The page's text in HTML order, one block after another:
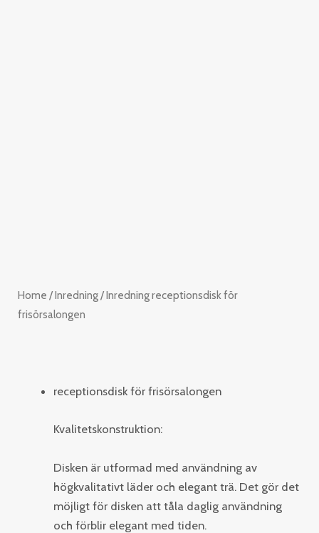
Home /Inredning/ Inredning receptionsdisk för
frisörsalongen
receptionsdisk för frisörsalongen
Kvalitetskonstruktion:
Disken är utformad med användning av
högkvalitativt läder och elegant trä. Det gör det
möjligt för disken att tåla daglig användning
och förblir elegant med tiden.